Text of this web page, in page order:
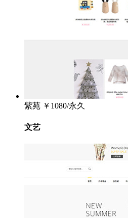
紫苑 ￥1080/永久
文艺